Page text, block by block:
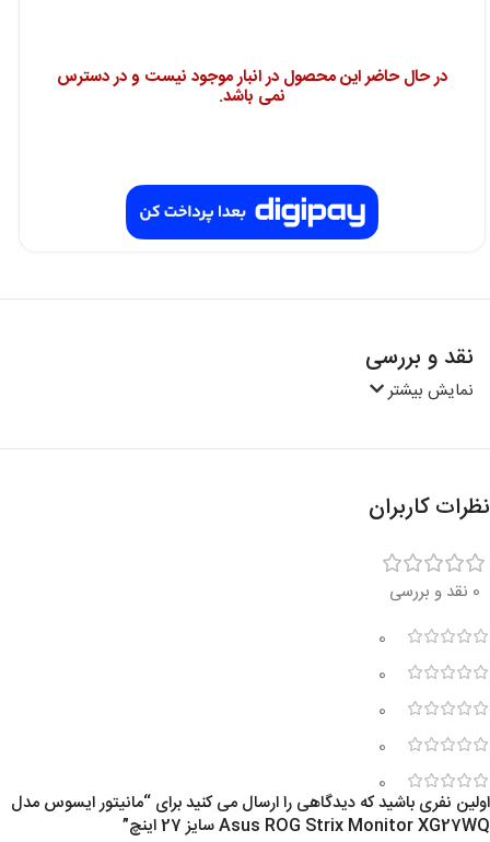
در حال حاضر این محصول در انبار موجود نیست و در دسترس
نمی باشد.
نقد و بررسی
نمایش بیشتر
نظرات کاربران
0 نقد و بررسی
0
0
0
0
0
اولین نفری باشید که دیدگاهی را ارسال می کنید برای “مانیتور ایسوس مدل
Asus ROG Strix Monitor XG27WQ سایز 27 اینچ”